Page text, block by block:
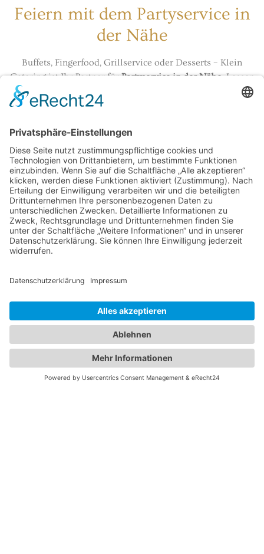
Feiern mit dem Partyservice in
der Nähe
Buffets, Fingerfood, Grillservice oder Desserts – Klein
Catering ist Ihr Partner fürPartyservice in der Nähe. Lassen
Sie uns gemeinsam ein Menü gestalten, das Ihre Gäste
begeistert und Ihre Feier zu einem kulinarischen Highlight
KONTAKT LÖHNE
Robert-Bosch-Str. 5
32584 Löhne
0151 700 653 79
KONTAKT BIELEFELD
Sudbrackstr. 98
33611 Bielefeld
info@klein-catering.de
0521 75 98 60 26
0151 700 653 79